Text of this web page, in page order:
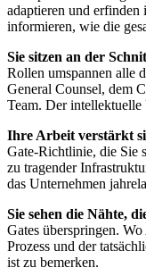
adaptieren und
informieren, wie die
Sie sitzen an der
Rollen umspannen alle
General Counsel, dem
Team. Der
Ihre Arbeit verstärkt
Gate-Richtlinie, die Sie
zu tragender
das Unternehmen
Sie sehen die Nähte,
Gates überspringen.
Prozess und der
ist zu bemerken.